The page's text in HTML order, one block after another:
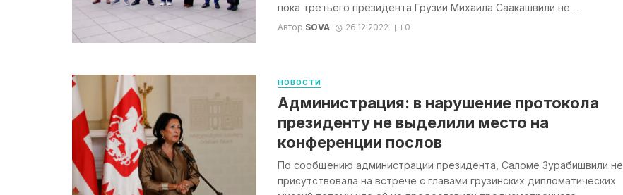
пока третьего президента Грузии Михаила Саакашвили не ...
Автор SOVA 26.12.2022 0
НОВОСТИ
Администрация: в нарушение протокола
президенту не выделили место на
конференции послов
По сообщению администрации президента, Саломе Зурабишвили не
присутствовала на встрече с главами грузинских дипломатических